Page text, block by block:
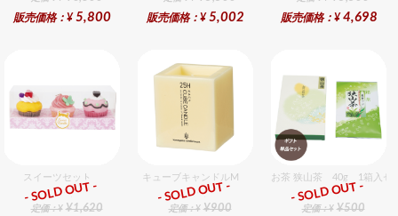
販売価格：¥ 5,800 販売価格：¥ 5,002 販売価格：¥ 4,698
スイーツセット
ギフト
定価：¥ ¥1,620
- SOLD OUT -
キューブキャンドルM
ギフト
定価：¥ ¥900
- SOLD OUT -
お茶 狭山茶 40g 1箱入セ
ギフト
定価：¥ ¥500
- SOLD OUT -